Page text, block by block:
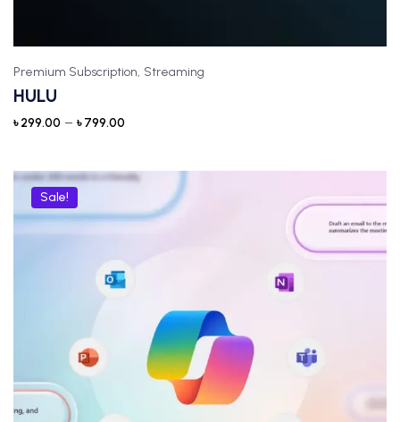
Premium Subscription, Streaming
HULU
৳299.00 – ৳799.00
Sale!